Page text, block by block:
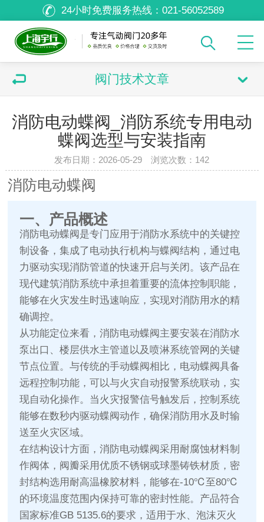
24小时免费服务热线： 021-56052589
阀门技术文章
消防电动蝶阀_消防系统专用电动
蝶阀选型与安装指南
发布日期：2026-05-29 浏览次数： 142
消防电动蝶阀
一、产品概述
消防电动蝶阀是专门应用于消防水系统中的关键控
制设备，集成了电动执行机构与蝶阀结构，通过电
力驱动实现消防管道的快速开启与关闭。该产品在
现代建筑消防系统中承担着重要的流体控制职能，
能够在火灾发生时迅速响应，实现对消防用水的精
确调控。
从功能定位来看，消防电动蝶阀主要安装在消防水
泵出口、楼层供水主管道以及喷淋系统管网的关键
节点位置。与传统的手动蝶阀相比，电动蝶阀具备
远程控制功能，可以与火灾自动报警系统联动，实
现自动化操作。当火灾报警信号触发后，控制系统
能够在数秒内驱动蝶阀动作，确保消防用水及时输
送至火灾区域。
在结构设计方面，消防电动蝶阀采用耐腐蚀材料制
作阀体，阀瓣采用优质不锈钢或球墨铸铁材质，密
封结构选用耐高温橡胶材料，能够在-10℃至80℃
的环境温度范围内保持可靠的密封性能。产品符合
国家标准GB 5135.6的要求，适用于水、泡沫灭火